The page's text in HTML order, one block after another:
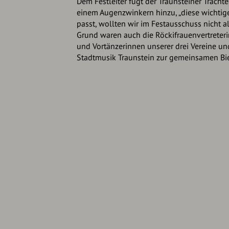
einem Augenzwinkern hinzu, „diese
passt, wollten wir im Festausschuss nicht
Grund waren auch die
und Vortänzerinnen unserer drei Vereine
Stadtmusik Traunstein zur gemeinsamen